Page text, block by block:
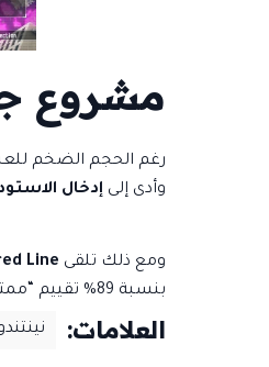
مشروع
رغم الحجم الضخم
وأدى إلىإدخال
ومع ذلك تلقى Line
بنسبة 89% تقييم “ممتاز” مما يعزز احتمالية أن تتحول إلى
العلامات: